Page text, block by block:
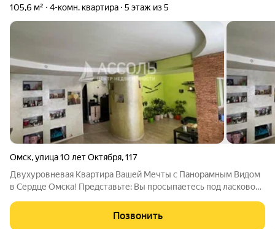
105,6 м² 4-комн. квартира 5 этаж из 5
Омск,улица 10 лет Октября,117
Двухуровневая Квартира Вашей Мечты с Панорамным Видом
в Сердце Омска! Представьте: Вы просыпаетесь под ласковое
захватывающим панорамным видом на динамичный город. Это
не мечта, а реальность,
Позвонить